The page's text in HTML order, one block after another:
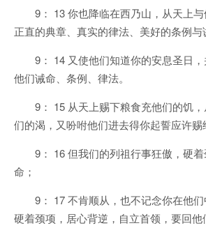
9： 13 你也降临在西乃山，从天上
正直的典章、真实的律法、美好的条例与
9： 14 又使他们知道你的安息圣日
他们诫命、条例、律法。
9： 15 从天上赐下粮食充他们的饥
们的渴，又吩咐他们进去得你起誓应许赐
9： 16 但我们的列祖行事狂傲，硬
命；
9： 17 不肯顺从，也不记念你在他
硬着颈项，居心背逆，自立首领，要回